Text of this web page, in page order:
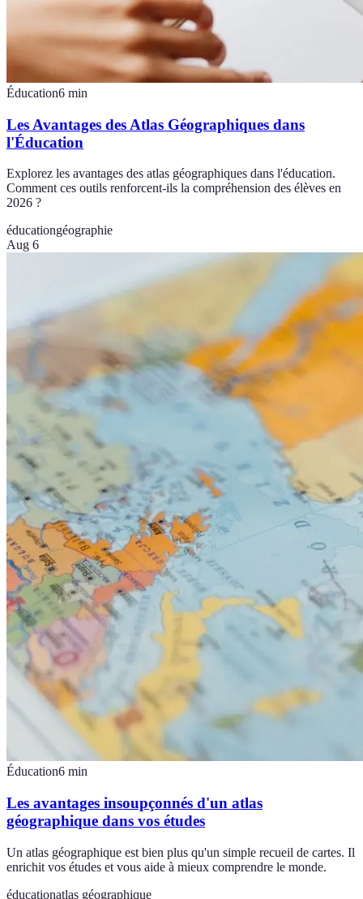
Éducation6 min
Les Avantages des Atlas Géographiques dans
l'Éducation
Explorez les avantages des atlas géographiques dans l'éducation.
Comment ces outils renforcent-ils la compréhension des élèves en
2026 ?
éducationgéographie
Aug 6
Éducation6 min
Les avantages insoupçonnés d'un atlas
géographique dans vos études
Un atlas géographique est bien plus qu'un simple recueil de cartes. Il
enrichit vos études et vous aide à mieux comprendre le monde.
éducationatlas géographique